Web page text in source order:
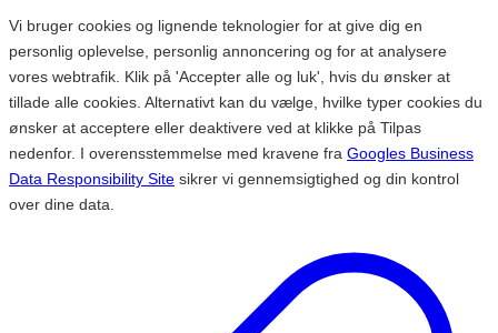
Vi bruger cookies og lignende teknologier for at give dig en
personlig oplevelse, personlig annoncering og for at analysere
vores webtrafik. Klik på 'Accepter alle og luk', hvis du ønsker at
tillade alle cookies. Alternativt kan du vælge, hvilke typer cookies du
ønsker at acceptere eller deaktivere ved at klikke på Tilpas
nedenfor. I overensstemmelse med kravene fra Googles Business
Data Responsibility Site sikrer vi gennemsigtighed og din kontrol
over dine data.